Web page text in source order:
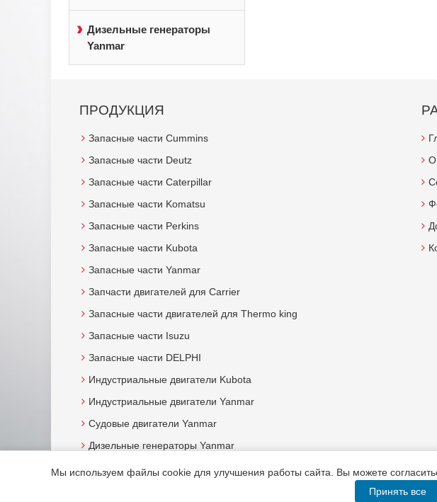
Дизельные генераторы
Yanmar
ПРОДУКЦИЯ
Запасные части Cummins
Запасные части Deutz
Запасные части Caterpillar
Запасные части Komatsu
Запасные части Perkins
Запасные части Kubota
Запасные части Yanmar
Запчасти двигателей для Carrier
Запасные части двигателей для Thermo king
Запасные части Isuzu
Запасные части DELPHI
Индустриальные двигатели Kubota
Индустриальные двигатели Yanmar
Судовые двигатели Yanmar
Дизельные генераторы Yanmar
О
Мы используем файлы cookie для улучшения работы сайта. Вы можете
Принять все